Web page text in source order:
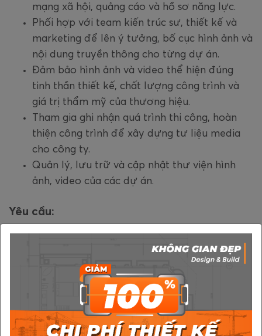
mạng xã hội, quảng cáo và hồ sơ năng lực.
Phối hợp với team kiến trúc sư, thiết kế và
marketing để lên ý tưởng, bố cục hình ảnh và
nội dung truyền thông cho từng dự án.
Đảm bảo hình ảnh và video thể hiện đúng
tinh thần thiết kế, chất lượng công trình và
giá trị thẩm mỹ của thương hiệu.
Tham gia ghi nhận quá trình thi công, hoàn
thiện công trình để xây dựng tư liệu media
cho công ty.
Quản lý, lưu trữ và cập nhật thư viện hình
ảnh, video của các dự án.
Yêu cầu:
Có mắt thẩm mỹ tốt, cảm nhận không gian
và ánh sáng trong kiến trúc - nội thất.
Có kinh nghiệm trên 1 năm chụp ảnh, quay
dựng video; sử dụng tốt các phần mềm dựng
phim và chỉnh sửa hình ảnh.
Chủ động, sáng tạo và có tinh thần học hỏi.
Có tinh thần làm việc nhóm, phối hợp tốt với